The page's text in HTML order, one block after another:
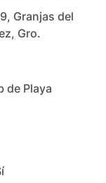
Granjas del
Gro.
de Playa